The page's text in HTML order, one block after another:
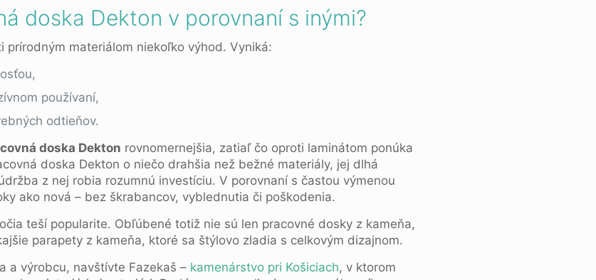
doska Dekton v porovnaní s inými?
prírodným materiálom niekoľko výhod. Vyniká:
používaní,
odtieňov.
doska Dekton rovnomernejšia, zatiaľ čo oproti laminátom ponúka
doska Dekton o niečo drahšia než bežné materiály, jej dlhá
z nej robia rozumnú investíciu. V porovnaní s častou výmenou
ako nová – bez škrabancov, vyblednutia či poškodenia.
teší popularite. Obľúbené totiž nie sú len pracovné dosky z kameňa,
parapety z kameňa, ktoré sa štýlovo zladia s celkovým dizajnom.
a výrobcu, navštívte Fazekaš – kamenárstvo pri Košiciach, v ktorom